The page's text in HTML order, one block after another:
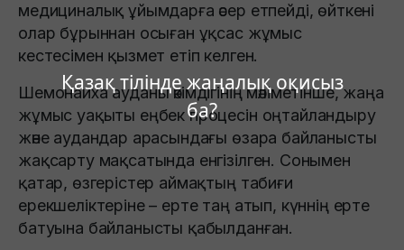
Қазақ тілінде жаңалық оқисыз
ба?
медициналық ұйымдарға әсер етпейді, өйткені
олар бұрыннан осыған ұқсас жұмыс
кестесімен қызмет етіп келген.
Шемонаиха ауданы әкімдігінің мәліметінше, жаңа
жұмыс уақыты еңбек процесін оңтайландыру
және аудандар арасындағы өзара байланысты
жақсарту мақсатында енгізілген. Сонымен
қатар, өзгерістер аймақтың табиғи
ерекшеліктеріне – ерте таң атып, күннің ерте
батуына байланысты қабылданған.